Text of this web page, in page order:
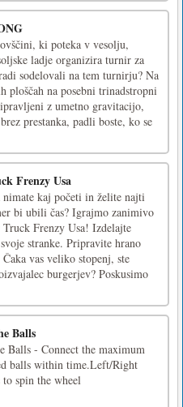
ki poteka v vesolju,
ladje organizira turnir za
sodelovali na tem turnirju? Na
ploščah na posebni trinadstropni
z umetno gravitacijo,
prestanka, padli boste, ko se
Frenzy Usa
kaj početi in želite najti
bi ubili čas? Igrajmo zanimivo
Frenzy Usa! Izdelajte
stranke. Pripravite hrano
vas veliko stopenj, ste
burgerjev? Poskusimo
Balls
Balls - Connect the maximum
balls within time.Left/Right
spin the wheel